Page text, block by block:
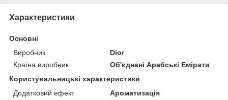
Характеристики
Основні
Виробник
Dior
Країна виробник
Об'єднані Арабські Емірати
Користувальницькі характеристики
Додатковий ефект
Ароматизація